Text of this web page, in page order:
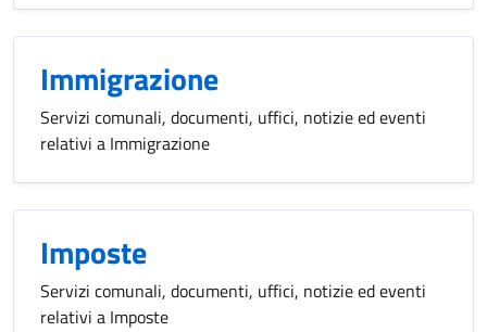
Immigrazione
Servizi comunali, documenti, uffici, notizie ed eventi
relativi a Immigrazione
Imposte
Servizi comunali, documenti, uffici, notizie ed eventi
relativi a Imposte